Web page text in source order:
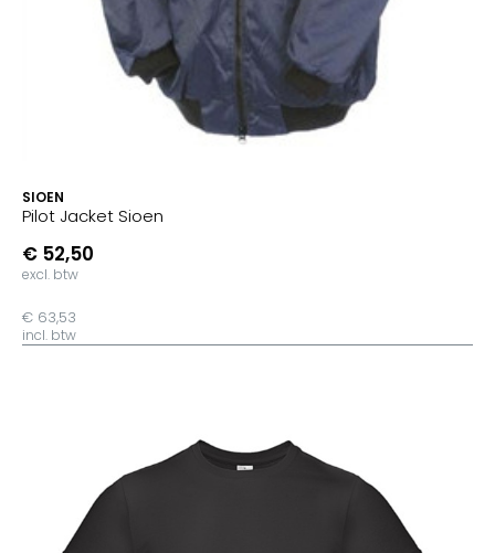
SIOEN
Pilot Jacket Sioen
€ 52,50
excl. btw
€ 63,53
incl. btw